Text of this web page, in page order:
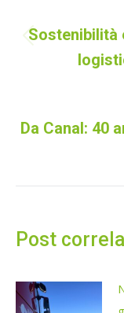
tra
Sostenibilità
Da Canal: 40
Post